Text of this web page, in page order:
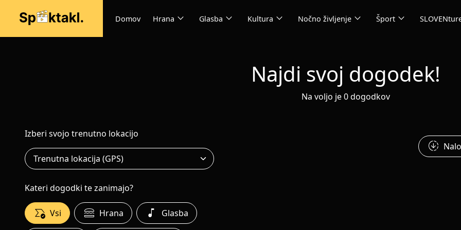
Domov Hrana expand_more Glasba expand_more Kultura expand_more Nočno življenje expand_more Šport expand_more
Najdi svoj dogodek!
Na voljo je 0 dogodkov
Izberi svojo trenutno lokacijo
Kateri dogodki te zanimajo?
all_match Vsi lunch_dining Hrana music_note Glasba
downloading